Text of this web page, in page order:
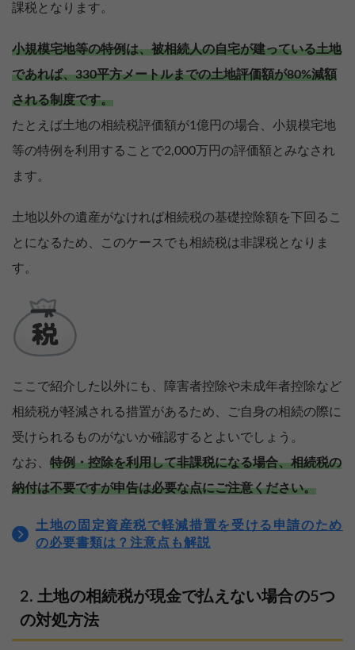
課税となります。
小規模宅地等の特例は、被相続人の自宅が建っている土地
であれば、330平方メートルまでの土地評価額が80%減額
される制度です。
たとえば土地の相続税評価額が1億円の場合、小規模宅地
等の特例を利用することで2,000万円の評価額とみなされ
ます。
土地以外の遺産がなければ相続税の基礎控除額を下回るこ
とになるため、このケースでも相続税は非課税となりま
す。
ここで紹介した以外にも、障害者控除や未成年者控除など
相続税が軽減される措置があるため、ご自身の相続の際に
受けられるものがないか確認するとよいでしょう。
なお、 特例・控除を利用して非課税になる場合、相続税の
納付は不要ですが申告は必要な点にご注意ください。
土地の固定資産税で軽減措置を受ける申請のため
の必要書類は？注意点も解説
土地の相続税が現金で払えない場合の5つ
の対処方法